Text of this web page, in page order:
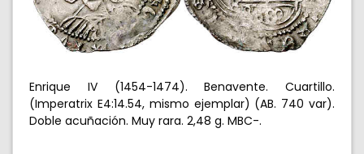
Enrique IV (1454-1474). Benavente. Cuartillo.
(Imperatrix E4:14.54, mismo ejemplar) (AB. 740 var).
Doble acuñación. Muy rara. 2,48 g. MBC-.